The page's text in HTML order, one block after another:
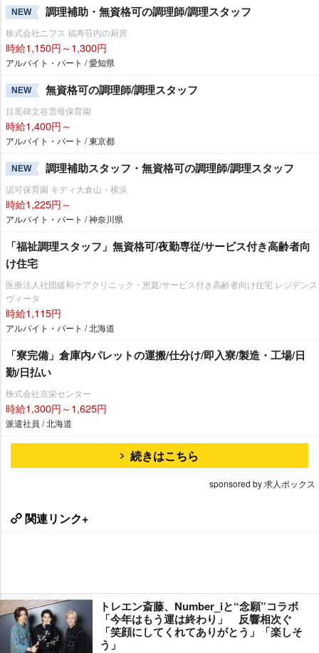
NEW 調理補助・無資格可の調理師/調理スタッフ
株式会社ニフス 福寿荘内の厨房
時給1,150円～1,300円
アルバイト・パート / 愛知県
NEW 無資格可の調理師/調理スタッフ
目黒碑文谷雲母保育園
時給1,400円～
アルバイト・パート / 東京都
NEW 調理補助スタッフ・無資格可の調理師/調理スタッフ
認可保育園 キディ大倉山・横浜
時給1,225円～
アルバイト・パート / 神奈川県
「福祉調理スタッフ」無資格可/夜勤専従/サービス付き高齢者向
け住宅
医療法人社団緩和ケアクリニック・恵庭/サービス付き高齢者向け住宅 レジデンス
ヴィータ
時給1,115円
アルバイト・パート / 北海道
「寮完備」倉庫内パレットの運搬/仕分け/即入寮/製造・工場/日
勤/日払い
株式会社京栄センター
時給1,300円～1,625円
派遣社員 / 北海道
続きはこちら
sponsored by 求人ボックス
関連リンク+
トレエン斎藤、Number_iと“念願”コラボ
「今年はもう運は終わり」 反響相次ぐ
「笑顔にしてくれてありがとう」「楽しそ
う」